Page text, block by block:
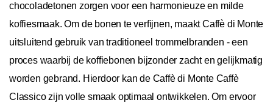
chocoladetonen zorgen voor een harmonieuze en milde
koffiesmaak. Om de bonen te verfijnen, maakt Caffè di Monte
uitsluitend gebruik van traditioneel trommelbranden - een
proces waarbij de koffiebonen bijzonder zacht en gelijkmatig
worden gebrand. Hierdoor kan de Caffè di Monte Caffè
Classico zijn volle smaak optimaal ontwikkelen. Om ervoor